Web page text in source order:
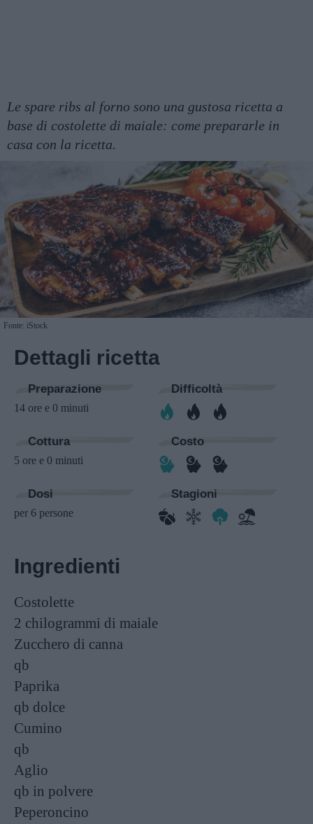
Le spare ribs al forno sono una gustosa ricetta a
base di costolette di maiale: come prepararle in
casa con la ricetta.
Fonte: iStock
Dettagli ricetta
Preparazione
14 ore e 0 minuti
Difficoltà
Cottura
5 ore e 0 minuti
Costo
Dosi
per 6 persone
Stagioni
Ingredienti
Costolette
2 chilogrammi di maiale
Zucchero di canna
qb
Paprika
qb dolce
Cumino
qb
Aglio
qb in polvere
Peperoncino